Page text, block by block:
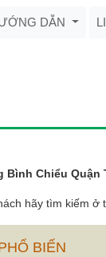
DẪN
Chiểu Quận
hãy tìm kiếm ở
BIẾN